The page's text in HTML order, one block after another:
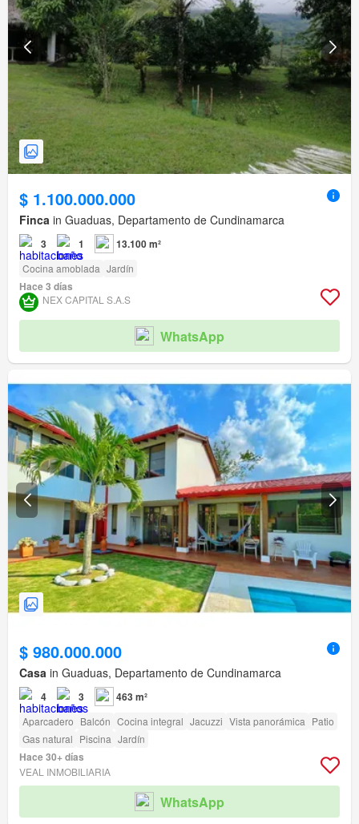
$ 1.100.000.000
Finca in Guaduas, Departamento de Cundinamarca
3 1 13.100 m²
Cocina amoblada Jardín
Hace 3 días
NEX CAPITAL S.A.S
WhatsApp
$ 980.000.000
Casa in Guaduas, Departamento de Cundinamarca
4 3 463 m²
Aparcadero Balcón Cocina integral Jacuzzi Vista panorámica Patio
Gas natural Piscina Jardín
Hace 30+ días
VEAL INMOBILIARIA
WhatsApp